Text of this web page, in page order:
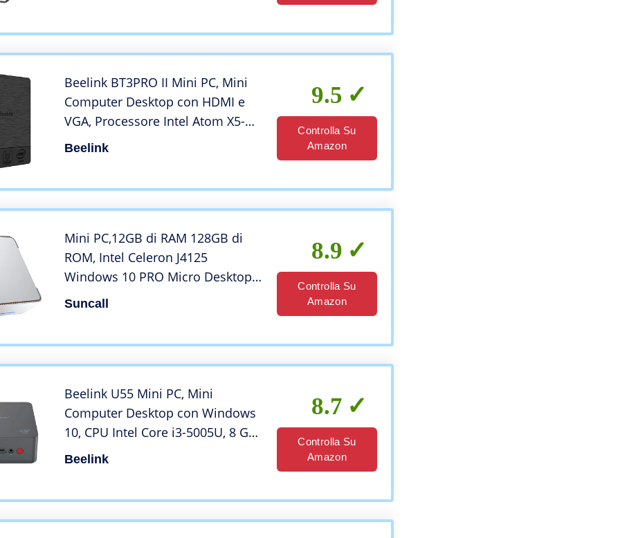
Beelink BT3PRO II Mini PC, Mini
Computer Desktop con HDMI e
VGA, Processore Intel Atom X5-
Z8350, 4GB DDR3 +64GB EMMC,
Beelink
9.5
Controlla Su
Amazon
Mini PC,12GB di RAM 128GB di
ROM, Intel Celeron J4125
Windows 10 PRO Micro Desktop
Computer, Supporto Triplo
Suncall
8.9
Controlla Su
Amazon
Beelink U55 Mini PC, Mini
Computer Desktop con Windows
10, CPU Intel Core i3-5005U, 8 GB
DDR3L + 256 GB SSD, Wi-Fi a 2,4 +
Beelink
8.7
Controlla Su
Amazon